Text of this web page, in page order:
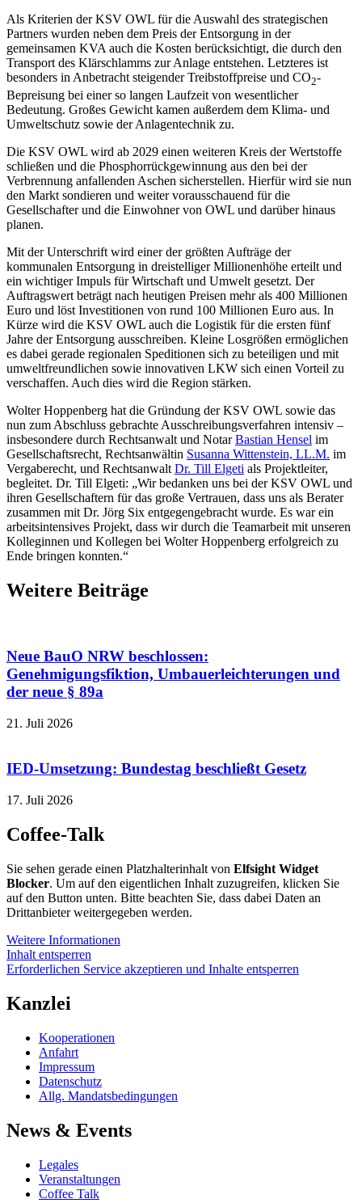
Als Kriterien der KSV OWL für die Auswahl des strategischen
Partners wurden neben dem Preis der Entsorgung in der
gemeinsamen KVA auch die Kosten berücksichtigt, die durch den
Transport des Klärschlamms zur Anlage entstehen. Letzteres ist
besonders in Anbetracht steigender Treibstoffpreise und CO2-
Bepreisung bei einer so langen Laufzeit von wesentlicher
Bedeutung. Großes Gewicht kamen außerdem dem Klima- und
Umweltschutz sowie der Anlagentechnik zu.
Die KSV OWL wird ab 2029 einen weiteren Kreis der Wertstoffe
schließen und die Phosphorrückgewinnung aus den bei der
Verbrennung anfallenden Aschen sicherstellen. Hierfür wird sie nun
den Markt sondieren und weiter vorausschauend für die
Gesellschafter und die Einwohner von OWL und darüber hinaus
planen.
Mit der Unterschrift wird einer der größten Aufträge der
kommunalen Entsorgung in dreistelliger Millionenhöhe erteilt und
ein wichtiger Impuls für Wirtschaft und Umwelt gesetzt. Der
Auftragswert beträgt nach heutigen Preisen mehr als 400 Millionen
Euro und löst Investitionen von rund 100 Millionen Euro aus. In
Kürze wird die KSV OWL auch die Logistik für die ersten fünf
Jahre der Entsorgung ausschreiben. Kleine Losgrößen ermöglichen
es dabei gerade regionalen Speditionen sich zu beteiligen und mit
umweltfreundlichen sowie innovativen LKW sich einen Vorteil zu
verschaffen. Auch dies wird die Region stärken.
Wolter Hoppenberg hat die Gründung der KSV OWL sowie das
nun zum Abschluss gebrachte Ausschreibungsverfahren intensiv –
insbesondere durch Rechtsanwalt und NotarBastian Hensel im
Gesellschaftsrecht, Rechtsanwältin Susanna Wittenstein, LL.M. im
Vergaberecht, und RechtsanwaltDr. Till Elgeti als Projektleiter,
begleitet. Dr. Till Elgeti: „Wir bedanken uns bei der KSV OWL und
ihren Gesellschaftern für das große Vertrauen, dass uns als Berater
zusammen mit Dr. Jörg Six entgegengebracht wurde. Es war ein
arbeitsintensives Projekt, dass wir durch die Teamarbeit mit unseren
Kolleginnen und Kollegen bei Wolter Hoppenberg erfolgreich zu
Ende bringen konnten.“
Weitere Beiträge
Neue BauO NRW beschlossen:
Genehmigungsfiktion, Umbauerleichterungen und
der neue § 89a
21. Juli 2026
IED-Umsetzung: Bundestag beschließt Gesetz
17. Juli 2026
Coffee-Talk
Sie sehen gerade einen Platzhalterinhalt von Elfsight Widget
Blocker. Um auf den eigentlichen Inhalt zuzugreifen, klicken Sie
auf den Button unten. Bitte beachten Sie, dass dabei Daten an
Drittanbieter weitergegeben werden.
Weitere Informationen
Inhalt entsperren
Erforderlichen Service akzeptieren und Inhalte entsperren
Kanzlei
Kooperationen
Anfahrt
Impressum
Datenschutz
Allg. Mandatsbedingungen
News & Events
Legales
Veranstaltungen
Coffee Talk